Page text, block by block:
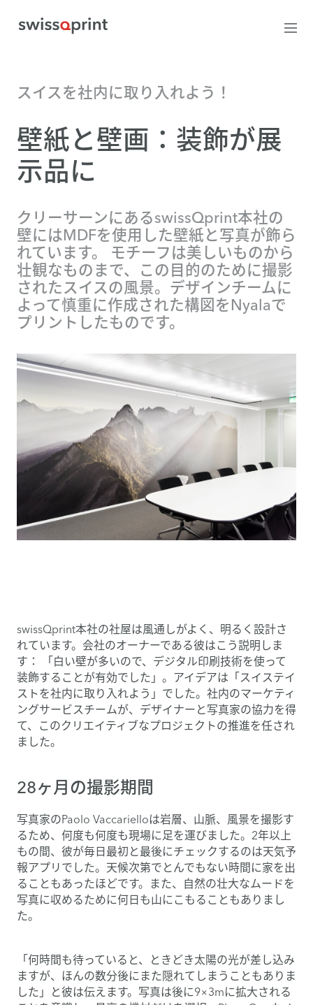
スイスを社内に取り入れよう！
壁紙と壁画：装飾が展
示品に
クリーサーンにあるswissQprint本社の
壁にはMDFを使用した壁紙と写真が飾ら
れています。 モチーフは美しいものから
壮観なものまで、この目的のために撮影
されたスイスの風景。デザインチームに
よって慎重に作成された構図をNyalaで
プリントしたものです。
swissQprint本社の社屋は風通しがよく、明るく設計さ
れています。会社のオーナーである彼はこう説明しま
す： 「白い壁が多いので、デジタル印刷技術を使って
装飾することが有効でした」。アイデアは「スイステイ
ストを社内に取り入れよう」でした。社内のマーケティ
ングサービスチームが、デザイナーと写真家の協力を得
て、このクリエイティブなプロジェクトの推進を任され
ました。
28ヶ月の撮影期間
写真家のPaolo Vaccarielloは岩層、山脈、風景を撮影す
るため、何度も何度も現場に足を運びました。2年以上
もの間、彼が毎日最初と最後にチェックするのは天気予
報アプリでした。天候次第でとんでもない時間に家を出
ることもあったほどです。また、自然の壮大なムードを
写真に収めるために何日も山にこもることもありまし
た。
「何時間も待っていると、ときどき太陽の光が差し込み
ますが、ほんの数分後にまた隠れてしまうこともありま
した」と彼は伝えます。写真は後に9×3mに拡大される